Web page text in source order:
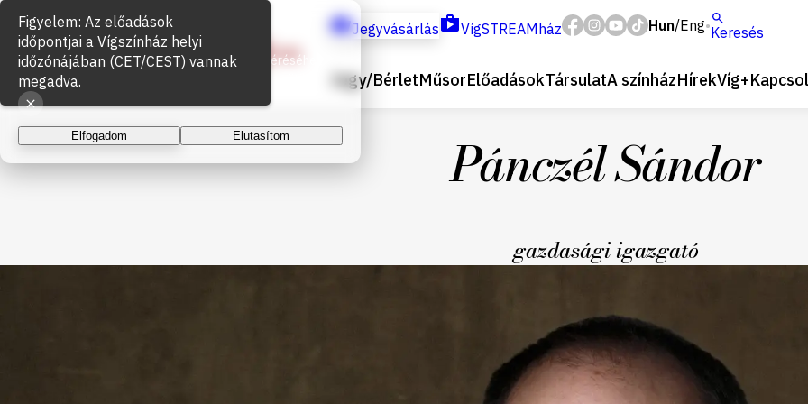
Jegyvásárlás VígSTREAMház Hun/Eng Keresés
Jegy/BérletMűsorElőadásokTársulatA színházHírekVíg+
Pánczél Sándor
gazdasági igazgató
Figyelem: Az előadások
időpontjai a Vígszínház helyi
időzónájában (CET/CEST) vannak
megadva.
Sütik használata
Az oldal működéséhez és a látogatottság méréséhez
sütiket használunk. A folytatással elfogadja a sütik
használatát.
Elfogadom Elutasítom